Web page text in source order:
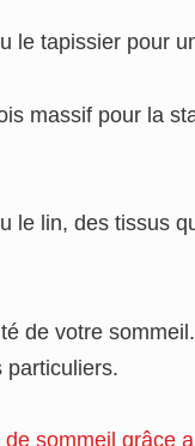
le tapissier pour
massif pour la
le lin, des tissus
de votre
particuliers.
sommeil grâce